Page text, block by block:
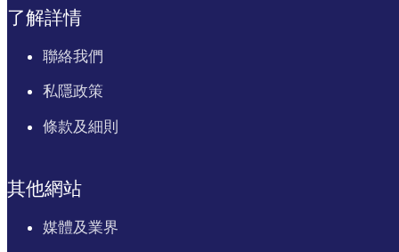
了解詳情
聯絡我們
私隱政策
條款及細則
其他網站
媒體及業界